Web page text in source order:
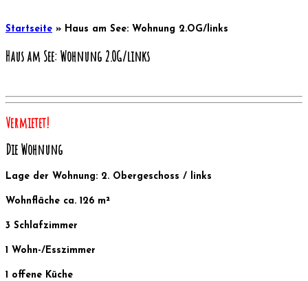
Startseite » Haus am See: Wohnung 2.OG/links
Haus am See: Wohnung 2.OG/links
Vermietet!
Die Wohnung
Lage der Wohnung: 2. Obergeschoss / links
Wohnfläche ca. 126 m²
3 Schlafzimmer
1 Wohn-/Esszimmer
1 offene Küche